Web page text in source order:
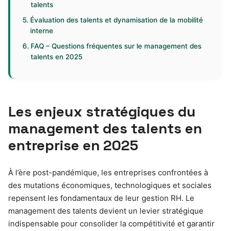
talents
Évaluation des talents et dynamisation de la mobilité
interne
FAQ – Questions fréquentes sur le management des
talents en 2025
Les enjeux stratégiques du
management des talents en
entreprise en 2025
À l’ère post-pandémique, les entreprises confrontées à
des mutations économiques, technologiques et sociales
repensent les fondamentaux de leur gestion RH. Le
management des talents devient un levier stratégique
indispensable pour consolider la compétitivité et garantir